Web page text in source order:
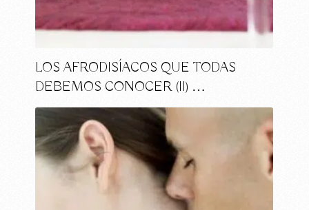
LOS AFRODISÍACOS QUE TODAS
DEBEMOS CONOCER (II) …